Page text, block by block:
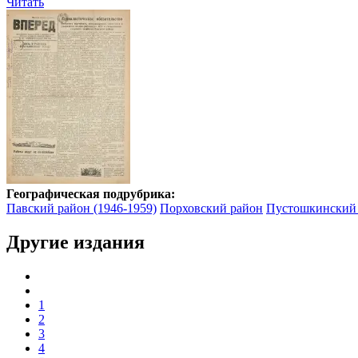
Географическая подрубрика:
Павский район (1946-1959) Порховский район Пустошкинский
Другие издания
1
2
3
4